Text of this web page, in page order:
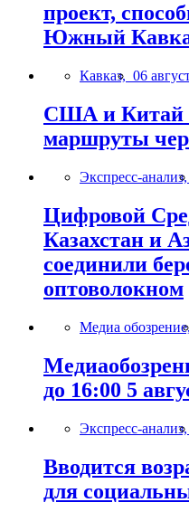
проект,
Южный
Кавказ, 06
США и Китай
маршруты
Экспресс-анализ,
Цифровой
Казахстан и
соединили
оптоволокном
Медиа
до 16:00 5
Экспресс-анализ,
Вводится
для